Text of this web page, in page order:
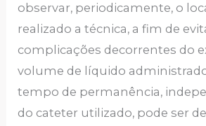
observar, periodicamente, o
realizado a técnica, a fim de
complicações decorrentes do
volume de líquido
tempo de permanência,
do cateter utilizado, pode ser